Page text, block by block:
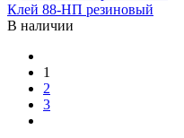
Клей 88-НП резиновый
В наличии
1
2
3